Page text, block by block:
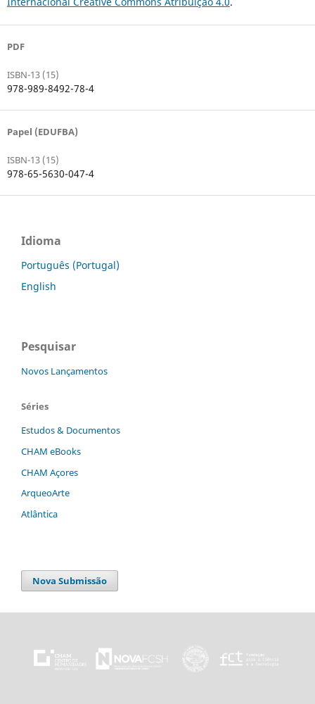
PDF
ISBN-13 (15)
978-989-8492-78-4
Papel (EDUFBA)
ISBN-13 (15)
978-65-5630-047-4
Idioma
Português (Portugal)
English
Pesquisar
Novos Lançamentos
Séries
Estudos & Documentos
CHAM eBooks
CHAM Açores
ArqueoArte
Atlântica
Nova Submissão